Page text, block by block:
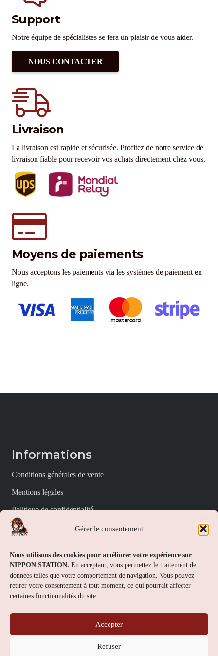
Gérer le consentement
Nous utilisons des cookies pour améliorer votre expérience sur
NIPPON STATION. En acceptant, vous permettez le traitement de
données telles que votre comportement de navigation. Vous pouvez
retirer votre consentement à tout moment, ce qui pourrait affecter
certaines fonctionnalités du site.
Accepter
Refuser
Support
Notre équipe de spécialistes se fera un plaisir de vous aider.
NOUS CONTACTER
Livraison
La livraison est rapide et sécurisée. Profitez de notre service de
livraison fiable pour recevoir vos achats directement chez vous.
Moyens de paiements
Nous acceptons les paiements via les systèmes de paiement en
ligne.
Informations
Conditions générales de vente
Mentions légales
Politique de confidentialité
Politique de cookies (UE)
Nippon Station
À propos
FAQs
Contact